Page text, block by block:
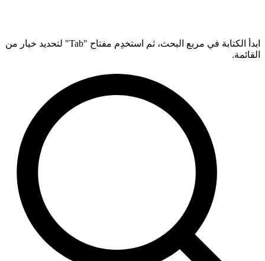
ابدأ الكتابة في مربع البحث، ثم استخدِم مفتاح "Tab" لتحديد خيار من
القائمة.